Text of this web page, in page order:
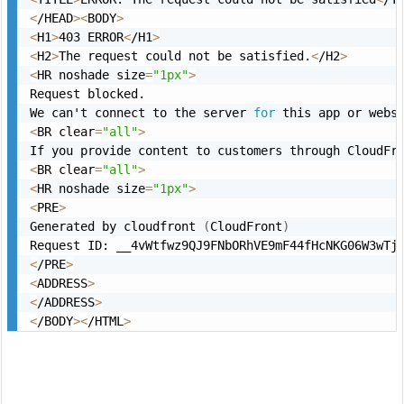
</HEAD><BODY>
<H1>403 ERROR</H1>
<H2>The request could not be satisfied.</H2>
<HR noshade size="1px">
Request blocked.
We can't connect to the server for
<BR clear="all">
If you provide content to customers through
<BR clear="all">
<HR noshade size="1px">
<PRE>
Generated by cloudfront
(CloudFront)
Request ID:
</PRE>
<ADDRESS>
</ADDRESS>
</BODY></HTML>